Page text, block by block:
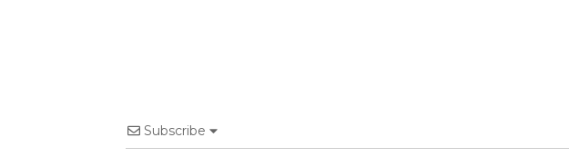
Subscribe